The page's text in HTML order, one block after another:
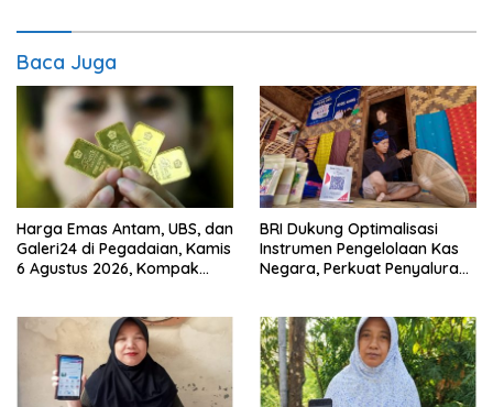
Baca Juga
Harga Emas Antam, UBS, dan
Galeri24 di Pegadaian, Kamis
6 Agustus 2026, Kompak
BRI Dukung Optimalisasi
Instrumen Pengelolaan Kas
Negara, Perkuat Penyaluran